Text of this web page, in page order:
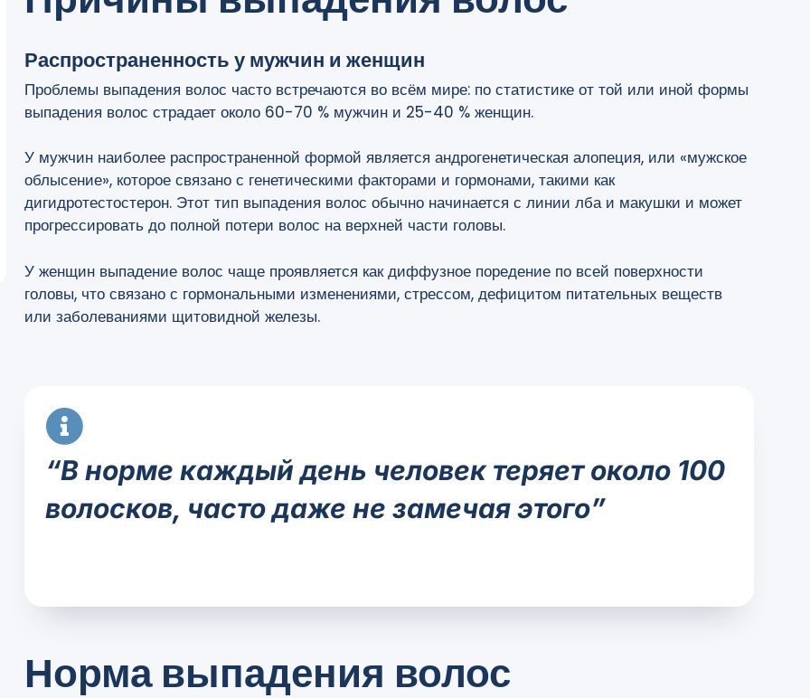
Распространенность у мужчин и женщин
Проблемы выпадения волос часто встречаются во всём мире: по статистике от той или иной формы
выпадения волос страдает около 60-70 % мужчин и 25-40 % женщин.
У мужчин наиболее распространенной формой является андрогенетическая алопеция, или «мужское
облысение», которое связано с генетическими факторами и гормонами, такими как
дигидротестостерон. Этот тип выпадения волос обычно начинается с линии лба и макушки и может
прогрессировать до полной потери волос на верхней части головы.
У женщин выпадение волос чаще проявляется как диффузное поредение по всей поверхности
головы, что связано с гормональными изменениями, стрессом, дефицитом питательных веществ
или заболеваниями щитовидной железы.
“В норме каждый день человек теряет около 100
волосков, часто даже не замечая этого”
Норма выпадения волос